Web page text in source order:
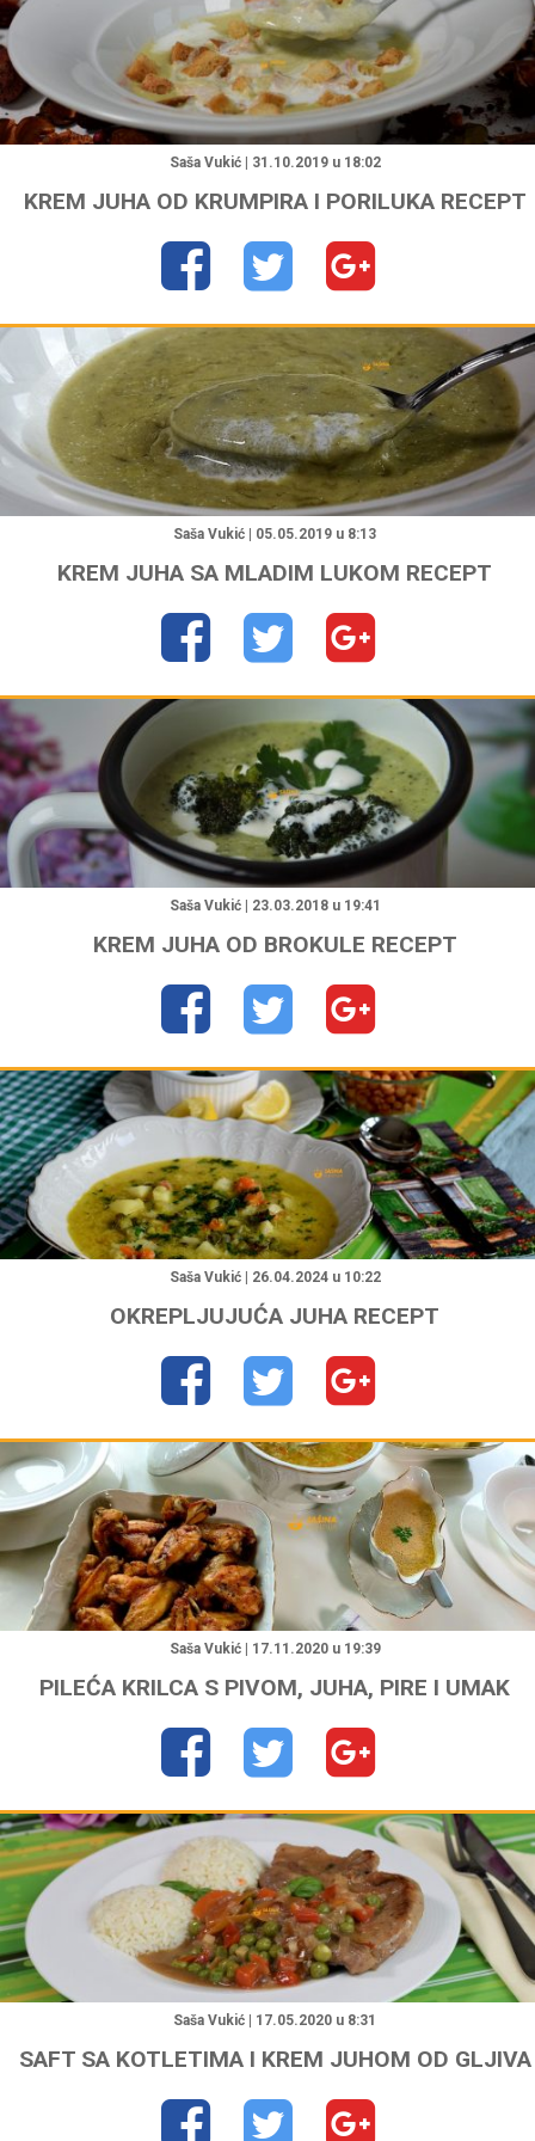
"
Saša Vukić | 31.10.2019 u 18:02
KREM JUHA OD KRUMPIRA I PORILUKA RECEPT
"
Saša Vukić | 05.05.2019 u 8:13
KREM JUHA SA MLADIM LUKOM RECEPT
Saša Vukić | 23.03.2018 u 19:41
KREM JUHA OD BROKULE RECEPT
"
Saša Vukić | 26.04.2024 u 10:22
OKREPLJUJUĆA JUHA RECEPT
"
Saša Vukić | 17.11.2020 u 19:39
PILEĆA KRILCA S PIVOM, JUHA, PIRE I UMAK
"
Saša Vukić | 17.05.2020 u 8:31
SAFT SA KOTLETIMA I KREM JUHOM OD GLJIVA